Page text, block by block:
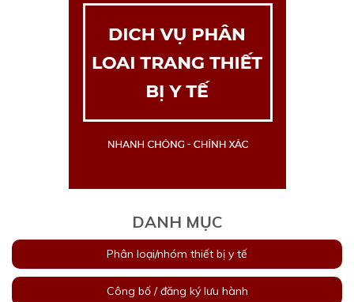
DANH MỤC
Phân loại/nhóm thiết bị y tế
Công bố / đăng ký lưu hành